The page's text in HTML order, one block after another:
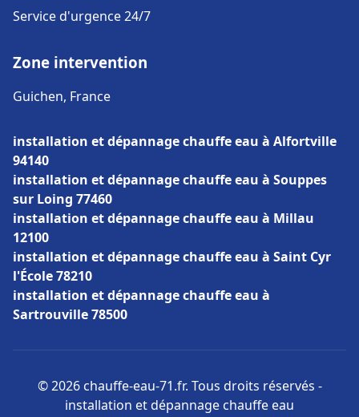
Service d'urgence 24/7
Zone intervention
Guichen, France
installation et dépannage chauffe eau à Alfortville
94140
installation et dépannage chauffe eau à Souppes
sur Loing 77460
installation et dépannage chauffe eau à Millau
12100
installation et dépannage chauffe eau à Saint Cyr
l'École 78210
installation et dépannage chauffe eau à
Sartrouville 78500
© 2026 chauffe-eau-71.fr. Tous droits réservés -
installation et dépannage chauffe eau